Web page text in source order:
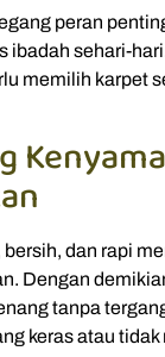
peran
ibadah sehari-
memilih karpet
dan rapi
Dengan
tanpa
keras atau tidak